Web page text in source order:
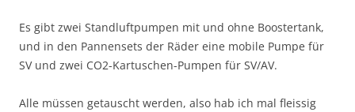
Es gibt zwei Standluftpumpen mit und ohne Boostertank,
und in den Pannensets der Räder eine mobile Pumpe für
SV und zwei CO2-Kartuschen-Pumpen für SV/AV.
Alle müssen getauscht werden, also hab ich mal fleissig